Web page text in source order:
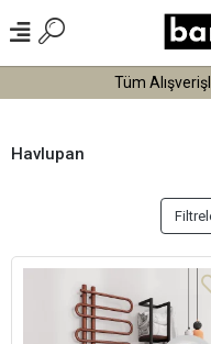
Tüm
Havlupan